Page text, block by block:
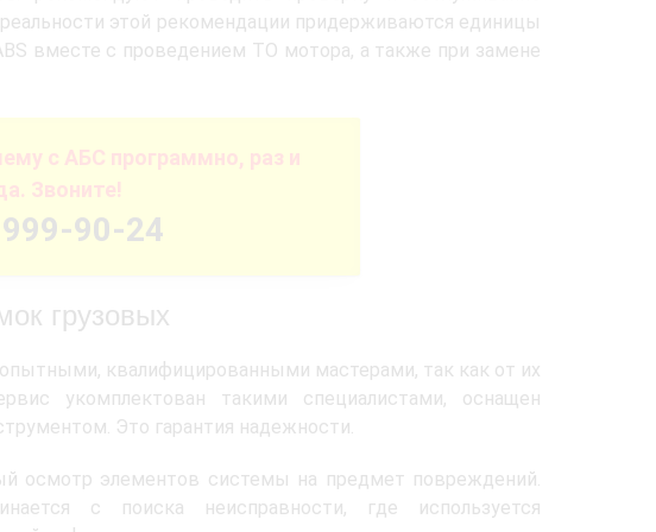
этой рекомендации придерживаются единицы
вместе с проведением ТО мотора, а также при замене
с АБС программно, раз и
Звоните!
90-24
грузовых
квалифицированными мастерами, так как от их
укомплектован такими специалистами, оснащен
Это гарантия надежности.
осмотр элементов системы на предмет повреждений.
с поиска неисправности, где используется